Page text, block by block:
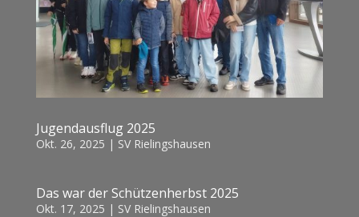
Jugendausflug 2025
Okt. 26, 2025 | SV Rielingshausen
Das war der Schützenherbst 2025
Okt. 17, 2025 | SV Rielingshausen